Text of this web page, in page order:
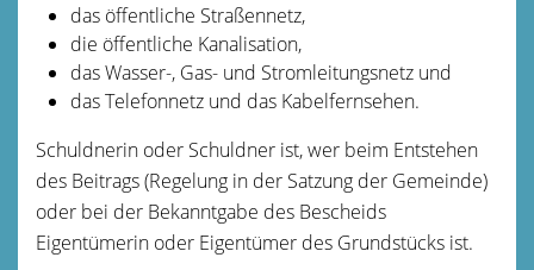
das öffentliche Straßennetz,
die öffentliche Kanalisation,
das Wasser-, Gas- und Stromleitungsnetz und
das Telefonnetz und das Kabelfernsehen.
Schuldnerin oder Schuldner ist, wer beim Entstehen
des Beitrags (Regelung in der Satzung der Gemeinde)
oder bei der Bekanntgabe des Bescheids
Eigentümerin oder Eigentümer des Grundstücks ist.